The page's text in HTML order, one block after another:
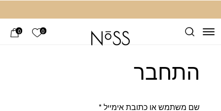
0 הרשימה
0
התחבר
שם משתמש או כתובת אימייל*